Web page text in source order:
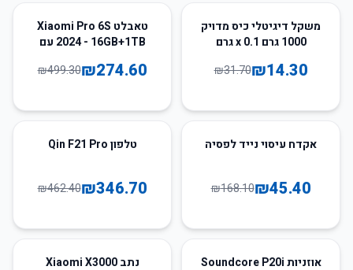
55
משקל דיגיטלי כיס מדויק
1000 גרם x 0.1 גרם
₪14.30
₪31.70
45
טאבלט Xiaomi Pro 6S
2024 - 16GB+1TB עם
₪274.60
₪499.30
73
אקדח עיסוי נייד לפסיה
₪45.40
₪168.10
טלפון Qin F21 Pro
₪346.70
₪462.40
53%אוזניות Soundcore P20i
נתב Xiaomi X3000